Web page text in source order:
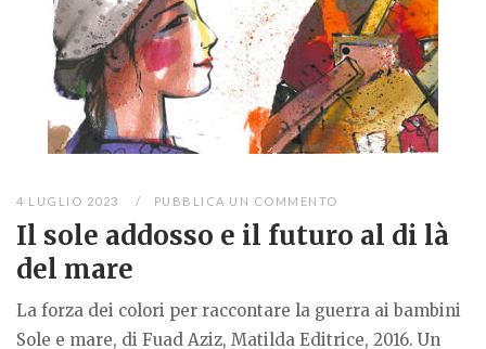
4 LUGLIO 2023 PUBBLICA UN COMMENTO
Il sole addosso e il futuro al di là
del mare
La forza dei colori per raccontare la guerra ai bambini
Sole e mare, di Fuad Aziz, Matilda Editrice, 2016. Un